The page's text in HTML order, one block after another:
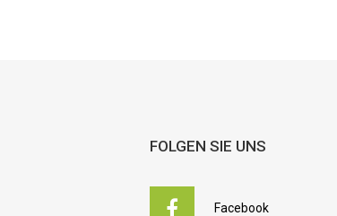
FOLGEN SIE UNS
Facebook